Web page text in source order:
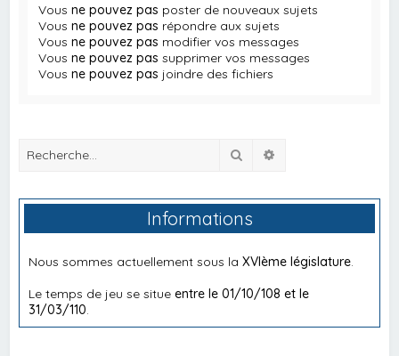
Vousne pouvez pas poster de nouveaux sujets
Vousne pouvez pas répondre aux sujets
Vousne pouvez pas modifier vos messages
Vousne pouvez pas supprimer vos messages
Vousne pouvez pas joindre des fichiers
Rechercher
Informations
Nous sommes actuellement sous laXVIème législature
Le temps de jeu se situeentre le 01/10/108 et le
31/03/110